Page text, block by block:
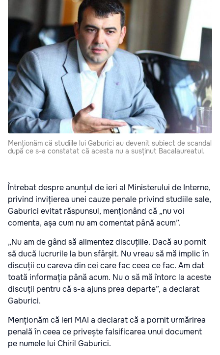
Menționăm că studiile lui Gaburici au devenit subiect de scandal
după ce s-a constatat că acesta nu a susținut Bacalaureatul.
Întrebat despre anunțul de ieri al Ministerului de Interne,
privind invițierea unei cauze penale privind studiile sale,
Gaburici evitat răspunsul, menționând că „nu voi
comenta, așa cum nu am comentat până acum”.
„Nu am de gând să alimentez discuțiile. Dacă au pornit
să ducă lucrurile la bun sfârșit. Nu vreau să mă implic în
discuții cu careva din cei care fac ceea ce fac. Am dat
toată informația până acum. Nu o să mă întorc la aceste
discuții pentru că s-a ajuns prea departe”, a declarat
Gaburici.
Menționăm că ieri MAI a declarat că a pornit urmărirea
penală în ceea ce privește falsificarea unui document
pe numele lui Chiril Gaburici.